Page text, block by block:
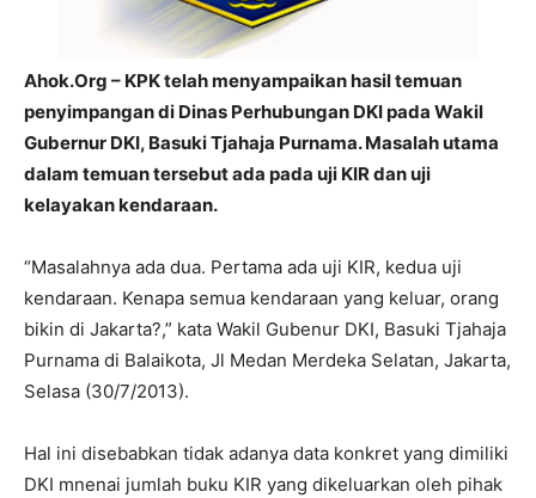
Ahok.Org – KPK telah menyampaikan hasil temuan
penyimpangan di Dinas Perhubungan DKI pada Wakil
Gubernur DKI, Basuki Tjahaja Purnama. Masalah utama
dalam temuan tersebut ada pada uji KIR dan uji
kelayakan kendaraan.
“Masalahnya ada dua. Pertama ada uji KIR, kedua uji
kendaraan. Kenapa semua kendaraan yang keluar, orang
bikin di Jakarta?,” kata Wakil Gubenur DKI, Basuki Tjahaja
Purnama di Balaikota, Jl Medan Merdeka Selatan, Jakarta,
Selasa (30/7/2013).
Hal ini disebabkan tidak adanya data konkret yang dimiliki
DKI mnenai jumlah buku KIR yang dikeluarkan oleh pihak